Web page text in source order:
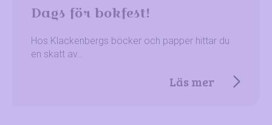
Dags för bokfest!
Hos Klackenbergs böcker och papper hittar du
en skatt av…
Läs mer